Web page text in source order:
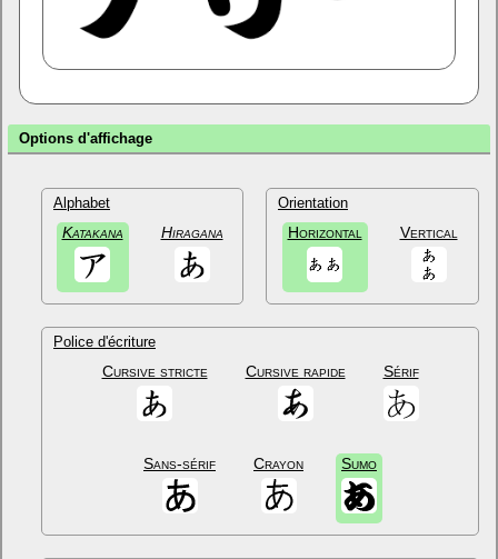
Options d'affichage
Alphabet
Katakana Hiragana
Orientation
Horizontal Vertical
Police d'écriture
Cursive stricte Cursive rapide Sérif
Sans-sérif Crayon Sumo